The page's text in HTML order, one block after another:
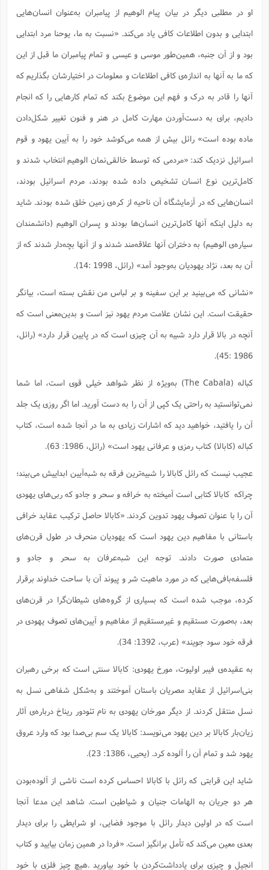
او در مطلبی دیگر در بیان پیام الوهیم از پیامبران به‌عنوان انسان‌هایی
ابتدایی و بدون اطلاعات کافی یاد می‌کند. «نسبت به ما، یوحنا مرد ابتدایی
بود و از آن جنبه، همین‌طور موسی و عیسی و تمام پیامبران ما قبل از این
که ما به آنها به اندازه‌ی کافی اطلاعات و معلومات در اختیارشان بگذاریم که
آنها را قادر به درک و فهم این موضوع بکند که تمام کارهایی را که انجام
دادیم، برای به دست‌آوردن مهارت کامل در هنر و فنون تغییر شکل‌دادن
ماده بوده است» رائل بیش از همه می‌کوشد خود را به آیین یهود و قوم
اسرائیل نزدیک کند: «مردمی که توسط خالقی‌نمان الوهیم انتخاب شدند و
کامل‌ترین نوع انسان تشخیص داده شده بودند، مردم اسرائیل بودند،
انسان‌هایی که در آزمایشگاه آن ناحیه از کره‌ی زمین خلق شده بودند. شاید
به دلیل اینکه آنها کامل‌ترین انسان‌ها بودند و پسران الوهیم (دانشمندان
سیاره‌ی الوهیم) به دختران آنها علاقه‌مند شدند و از آنها بچه‌دار شدند که از
آن به بعد، نژاد یهودیان به‌وجود آمد» (رائل، 1998 :14).
«نشانی که می‌بینید بر این سفینه و بر لباس من نقش بسته است، بیانگر
حقیقت است. این نشان علامت مردم یهود نیز است و بدین‌معنی است که
آنچه در بالا قرار دارد شبیه به آن چیزی است که در پایین قرار دارد» (رائل،
1986 :45).
کباله (The Cabala) به‌ویژه از نظر شواهد خیلی قوی است، اما شما
نمی‌توانستید به‌ راحتی یک کپی از آن را به دست آورید. اما اگر روزی یک جلد
آن را یافتید، خواهید دید که اشارات زیادی به ما در آنجا شده است، کتاب
کباله (کابالا) کتاب رمزی و عرفانی یهود است» (رائل، 1986: 63).
عجیب نیست که رائل کابالا را شبیه‌ترین فرقه به شبه‌آیین ابداییش می‌بیند؛
چراکه کابالا کتابی است آمیخته به خرافه و سحر و جادو که ربی‌های یهودی
آن را با عنوان تصوف یهود تدوین کردند. «کابالا حاصل ترکیب عقاید خرافی
باستانی با مفاهیم دین یهود است که یهودیان منحرف در طول قرن‌های
متمادی صورت دادند. توجه این شبه‌عرفان به سحر و جادو و
فلسفه‌بافی‌هایی که در مورد ماهیت شر و پیوند آن با ساحت خداوند برقرار
کرده، موجب شده است که بسیاری از گروه‌های شیطان‌گرا در قرن‌های
بعد، به‌صورت مستقیم و غیرمستقیم از مفاهیم و آیین‌های تصوف یهودی در
فرقه خود سود جویند» (عرب، 1392: 34).
به عقیده‌ی فیبر اولیوت، مورخ یهودی: کابالا سنتی است که برخی رهبران
بنی‌اسرائیل از عقاید مصریان باستان آموختند و به‌شکل شفاهی نسل به
نسل منتقل کردند. از دیگر مورخان یهودی به نام تئودور ریناخ درباره‌ی آثار
زیان‌بار کابالا بر دین یهود می‌نویسد: کابالا یک سم بی‌صدا بود که وارد عروق
یهود شد و تمام آن را آلوده کرد. (یحیی، 1386: 23).
شاید این قرابتی که رائل با کابالا احساس کرده است ناشی از آلوده‌بودن
هر دو جریان به الهامات جنیان و شیاطین است. شاهد این مدعا آنجا
است که در اولین دیدار رائل با موجود فضایی، او شرایطی را برای دیدار
بعدی معین می‌کند که تأمل برانگیز است. «فردا در همین زمان بیایید و کتاب
انجیل و چیزی برای یادداشت‌کردن با خود بیاورید .هیچ چیز فلزی با خود